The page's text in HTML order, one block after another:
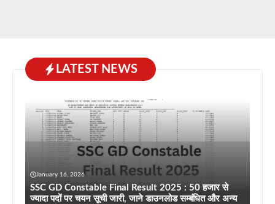
LATEST NEWS
January 16, 2026
SSC GD Constable Final Result 2025 : 50 हजार से
ज्यादा पदों पर चयन सूची जारी, जाने डाउनलोड सम्बंधित और अन्य